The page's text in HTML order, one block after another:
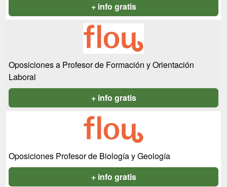
+ info gratis
Oposiciones a Profesor de Formación y Orientación
Laboral
+ info gratis
Oposiciones Profesor de Biología y Geología
+ info gratis